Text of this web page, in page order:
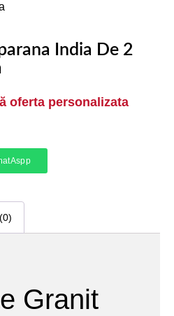
India De 2
oferta personalizata
Granit